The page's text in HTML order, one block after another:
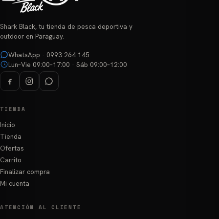
pueden
en
página
de
producto
producto
Shark Black, tu tienda de pesca deportiva y
outdoor en Paraguay.
WhatsApp · 0993 264 145
Lun–Vie 09:00–17:00 · Sáb 09:00–12:00
TIENDA
Inicio
Tienda
Ofertas
Carrito
Finalizar compra
Mi cuenta
ATENCIÓN AL CLIENTE